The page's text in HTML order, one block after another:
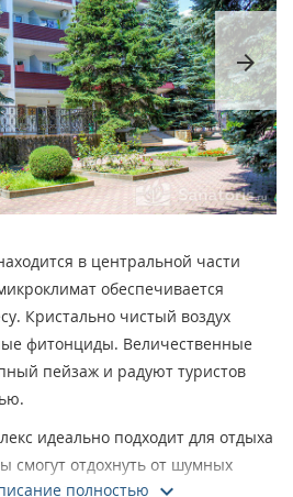
arrow_forward
в центральной части
обеспечивается
Кристально чистый воздух
фитонциды. Величественные
пейзаж и радуют туристов
идеально подходит для отдыха
смогут отдохнуть от шумных
больших городов. Здесь
полностью